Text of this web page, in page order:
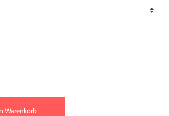
Warenkorb